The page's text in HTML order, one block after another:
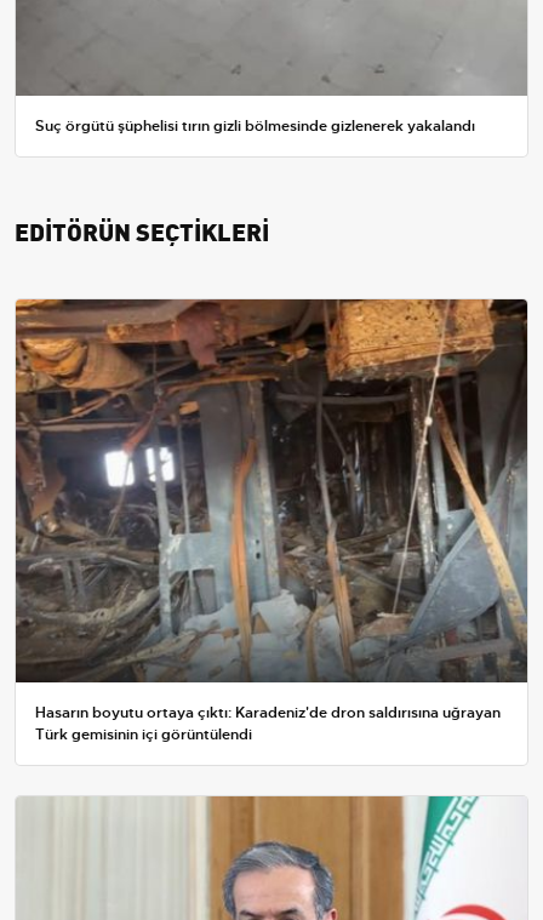
Suç örgütü şüphelisi tırın gizli bölmesinde gizlenerek yakalandı
EDİTÖRÜN SEÇTİKLERİ
Hasarın boyutu ortaya çıktı: Karadeniz'de dron saldırısına uğrayan
Türk gemisinin içi görüntülendi